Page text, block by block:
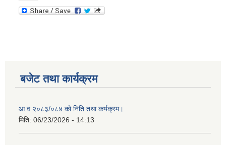
बजेट तथा कार्यक्रम
आ.व २०८३/०८४ को निति तथा कर्यक्रम।
मिति: 06/23/2026 - 14:13